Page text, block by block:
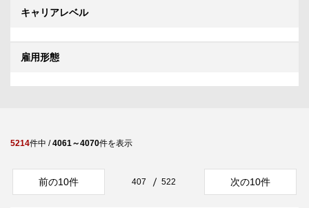
キャリアレベル
雇用形態
5214件中 /4061～4070件を表示
前の10件 407 522 次の10件